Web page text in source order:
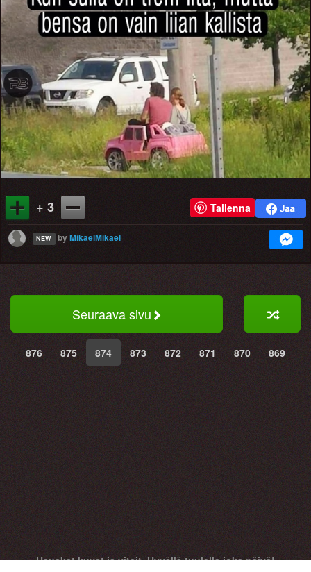
+ 3 Tallenna
NEW byMikaelMikael
Seuraava sivu
876 875 874 873 872 871 870 869
Hauskat kuvat ja vitsit. Hyvällä tuulella joka päivä!